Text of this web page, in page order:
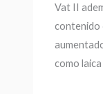
Vat II
contenido
como